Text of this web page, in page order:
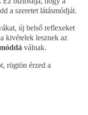
a szeretet látásmódját.
új belső reflexeket
kivételek lesznek az
válnak.
rögtön érzed a